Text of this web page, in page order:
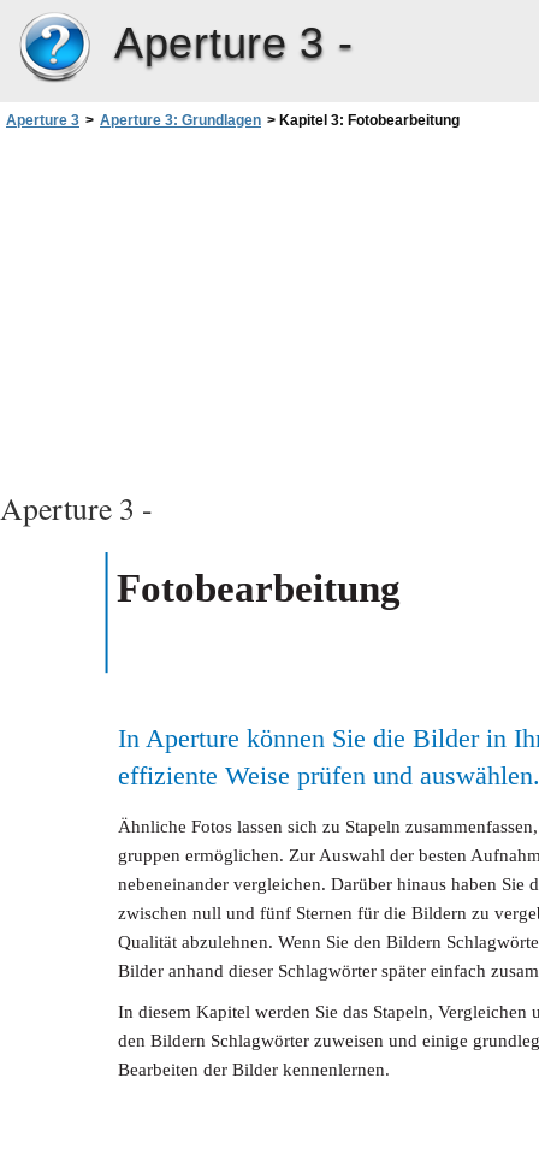
Aperture 3 -
Aperture 3 > Aperture 3: Grundlagen > Kapitel 3: Fotobearbeitung
Aperture 3 -
Fotobearbeitung
In Aperture können Sie die Bilder in
effiziente Weise prüfen und auswählen.
Ähnliche Fotos lassen sich zu Stapeln
gruppen ermöglichen. Zur Auswahl der besten
nebeneinander vergleichen. Darüber hinaus haben Sie
zwischen null und fünf Sternen für die Bildern zu
Qualität abzulehnen. Wenn Sie den Bildern
Bilder anhand dieser Schlagwörter später einfach
In diesem Kapitel werden Sie das Stapeln,
den Bildern Schlagwörter zuweisen und einige
Bearbeiten der Bilder kennenlernen.